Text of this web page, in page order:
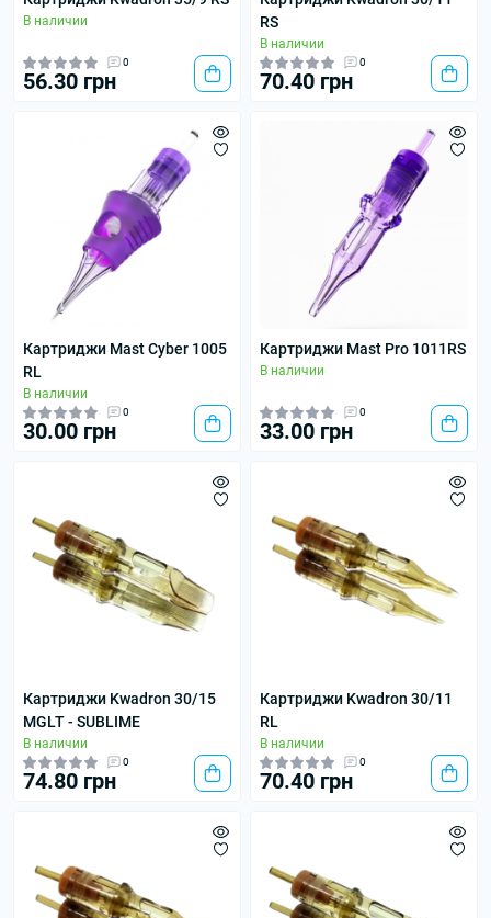
В наличии
0
56.30 грн
RS
В наличии
0
70.40 грн
Картриджи Mast Cyber 1005
RL
В наличии
0
30.00 грн
Картриджи Mast Pro 1011RS
В наличии
0
33.00 грн
Картриджи Kwadron 30/15
MGLT - SUBLIME
В наличии
0
74.80 грн
Картриджи Kwadron 30/11
RL
В наличии
0
70.40 грн